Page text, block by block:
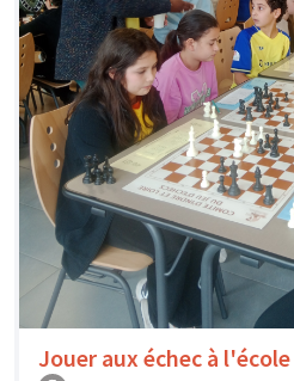
Jouer aux échec à l'école